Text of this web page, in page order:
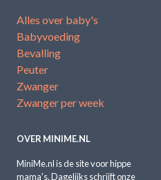
Alles over baby's
Babyvoeding
Bevalling
Peuter
Zwanger
Zwanger per week
OVER MINIME.NL
MiniMe.nl is de site voor hippe
mama's. Dagelijks schrijft onze